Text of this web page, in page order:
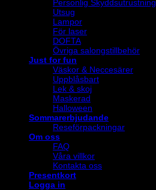
Personlig Skyddsutrustning
Utsug
Lampor
För laser
DOFTA
Övriga salongstillbehör
Just for fun
Väskor & Neccesärer
Uppblåsbart
Lek & skoj
Maskerad
Halloween
Sommarerbjudande
Reseförpackningar
Om oss
FAQ
Våra villkor
Kontakta oss
Presentkort
Logga in